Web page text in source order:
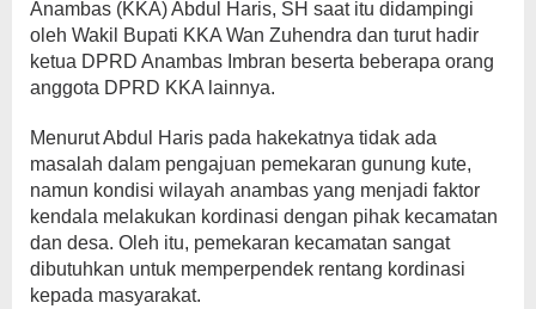
Anambas (KKA) Abdul Haris, SH saat itu didampingi
oleh Wakil Bupati KKA Wan Zuhendra dan turut hadir
ketua DPRD Anambas Imbran beserta beberapa orang
anggota DPRD KKA lainnya.
Menurut Abdul Haris pada hakekatnya tidak ada
masalah dalam pengajuan pemekaran gunung kute,
namun kondisi wilayah anambas yang menjadi faktor
kendala melakukan kordinasi dengan pihak kecamatan
dan desa. Oleh itu, pemekaran kecamatan sangat
dibutuhkan untuk memperpendek rentang kordinasi
kepada masyarakat.